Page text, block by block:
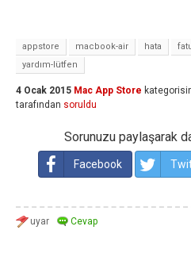
appstore macbook-air hata
yardım-lütfen
4 Ocak 2015 Mac App Store
tarafından soruldu
Sorunuzu paylaşarak
Facebook